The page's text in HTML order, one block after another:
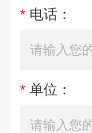
* 电话：
* 单位：